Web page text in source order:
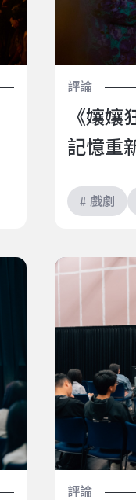
評論
《孃孃
記憶重
# 戲劇
【人物筆記】
評論